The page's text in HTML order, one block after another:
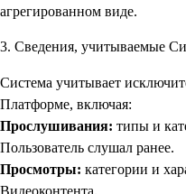
агрегированном виде.
3. Сведения, учитываемые
Система учитывает
Платформе, включая:
Прослушивания: типы и
Пользователь слушал ранее.
Просмотры: категории и
Видеоконтента.